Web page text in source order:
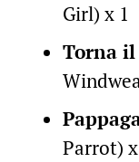
Girl) x 1
Torna il
Parrot)